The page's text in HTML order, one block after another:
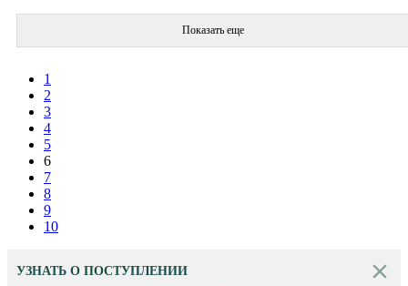
Показать еще
1
2
3
4
5
6
7
8
9
10
УЗНАТЬ О ПОСТУПЛЕНИИ